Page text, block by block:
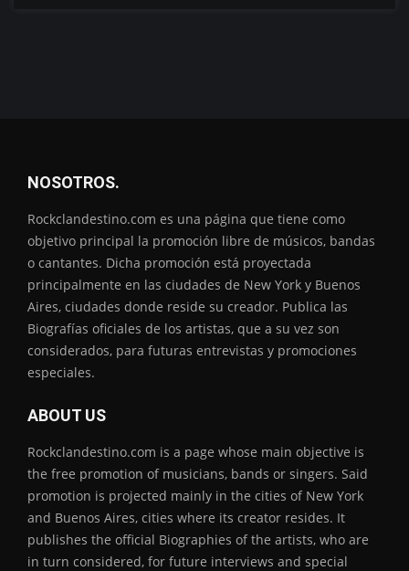
NOSOTROS.
Rockclandestino.com es una página que tiene como
objetivo principal la promoción libre de músicos, bandas
o cantantes. Dicha promoción está proyectada
principalmente en las ciudades de New York y Buenos
Aires, ciudades donde reside su creador. Publica las
Biografías oficiales de los artistas, que a su vez son
considerados, para futuras entrevistas y promociones
especiales.
ABOUT US
Rockclandestino.com is a page whose main objective is
the free promotion of musicians, bands or singers. Said
promotion is projected mainly in the cities of New York
and Buenos Aires, cities where its creator resides. It
publishes the official Biographies of the artists, who are
in turn considered, for future interviews and special